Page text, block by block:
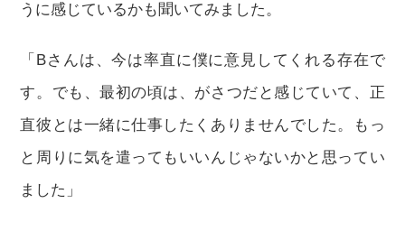
うに感じているかも聞いてみました。
「Bさんは、今は率直に僕に意見してくれる存在で
す。でも、最初の頃は、がさつだと感じていて、正
直彼とは一緒に仕事したくありませんでした。もっ
と周りに気を遣ってもいいんじゃないかと思ってい
ました」